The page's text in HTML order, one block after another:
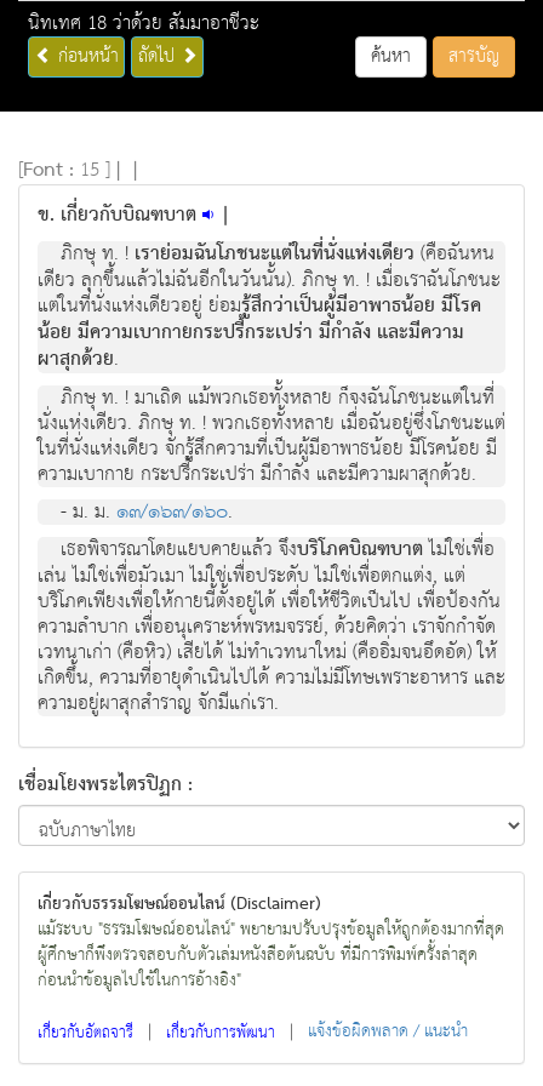
นิทเทศ 18 ว่าด้วย สัมมาอาชีวะ
ก่อนหน้า ถัดไป ค้นหา สารบัญ
[Font : 15 ] | |
ข. เกี่ยวกับบิณฑบาต |
ภิกษุ ท. ! เราย่อมฉันโภชนะแต่ในที่นั่งแห่งเดียว (คือฉันหน
เดียว ลุกขึ้นแล้วไม่ฉันอีกในวันนั้น). ภิกษุ ท. ! เมื่อเราฉันโภชนะ
แต่ในที่นั่งแห่งเดียวอยู่ ย่อมรู้สึกว่าเป็นผู้มีอาพาธน้อย มีโรค
น้อย มีความเบากายกระปรี้กระเปร่า มีกำลัง และมีความ
ผาสุกด้วย.
ภิกษุ ท. ! มาเถิด แม้พวกเธอทั้งหลาย ก็จงฉันโภชนะแต่ในที่
นั่งแห่งเดียว. ภิกษุ ท. ! พวกเธอทั้งหลาย เมื่อฉันอยู่ซึ่งโภชนะแต่
ในที่นั่งแห่งเดียว จักรู้สึกความที่เป็นผู้มีอาพาธน้อย มีโรคน้อย มี
ความเบากาย กระปรี้กระเปร่า มีกำลัง และมีความผาสุกด้วย.
- ม. ม.๑๓/๑๖๓/๑๖๐.
เธอพิจารณาโดยแยบคายแล้ว จึงบริโภคบิณฑบาตไม่ใช่เพื่อ
เล่น ไม่ใช่เพื่อมัวเมา ไม่ใช่เพื่อประดับ ไม่ใช่เพื่อตกแต่ง, แต่
บริโภคเพียงเพื่อให้กายนี้ตั้งอยู่ได้ เพื่อให้ชีวิตเป็นไป เพื่อป้องกัน
ความลำบาก เพื่ออนุเคราะห์พรหมจรรย์, ด้วยคิดว่า เราจักกำจัด
เวทนาเก่า (คือหิว) เสียได้ ไม่ทำเวทนาใหม่ (คืออิ่มจนอึดอัด) ให้
เกิดขึ้น, ความที่อายุดำเนินไปได้ ความไม่มีโทษเพราะอาหาร และ
ความอยู่ผาสุกสำราญ จักมีแก่เรา.
เชื่อมโยงพระไตรปิฏก :
เกี่ยวกับธรรมโฆษณ์ออนไลน์ (Disclaimer)
แม้ระบบ "ธรรมโฆษณ์ออนไลน์" พยายามปรับปรุงข้อมูลให้ถูกต้องมากที่สุด
ผู้ศึกษาก็พึงตรวจสอบกับตัวเล่มหนังสือต้นฉบับ ที่มีการพิมพ์ครั้งล่าสุด
ก่อนนำข้อมูลไปใช้ในการอ้างอิง"
เกี่ยวกับอัตถจารี | เกี่ยวกับการพัฒนา | แจ้งข้อผิดพลาด / แนะนำ